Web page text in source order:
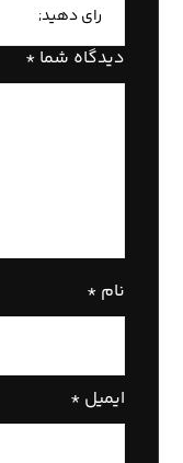
دیدگاه شما *
نام *
ایمیل *